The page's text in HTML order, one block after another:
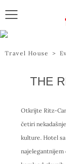
Travel House >
THE
Otkrijte Ritz-
četiri
kulture. Hotel
najelegantnijem